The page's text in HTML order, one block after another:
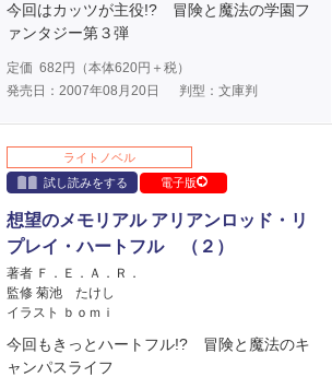
今回はカッツが主役!? 冒険と魔法の学園フ
ァンタジー第３弾
定価 682 円（本体620円＋税）
発売日：2007年08月20日
判型：文庫判
ライトノベル
試し読みをする
電子版
想望のメモリアル アリアンロッド・リ
プレイ・ハートフル （２）
著者 Ｆ．Ｅ．Ａ．Ｒ．
監修 菊池 たけし
イラスト ｂｏｍｉ
今回もきっとハートフル!? 冒険と魔法のキ
ャンパスライフ